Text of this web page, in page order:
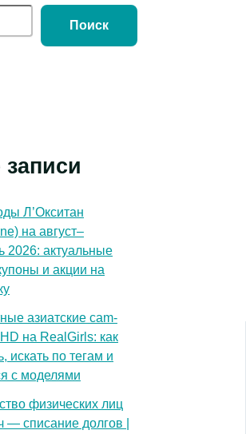
Поиск
Л’Окситан
на август–
2026: актуальные
и акции на
азиатские cam-
на RealGirls: как
искать по тегам и
с моделями
физических лиц
— списание долгов |